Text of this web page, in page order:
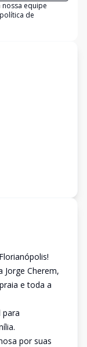
equipe
política de
Jorge Cherem,
e toda a
para
por suas